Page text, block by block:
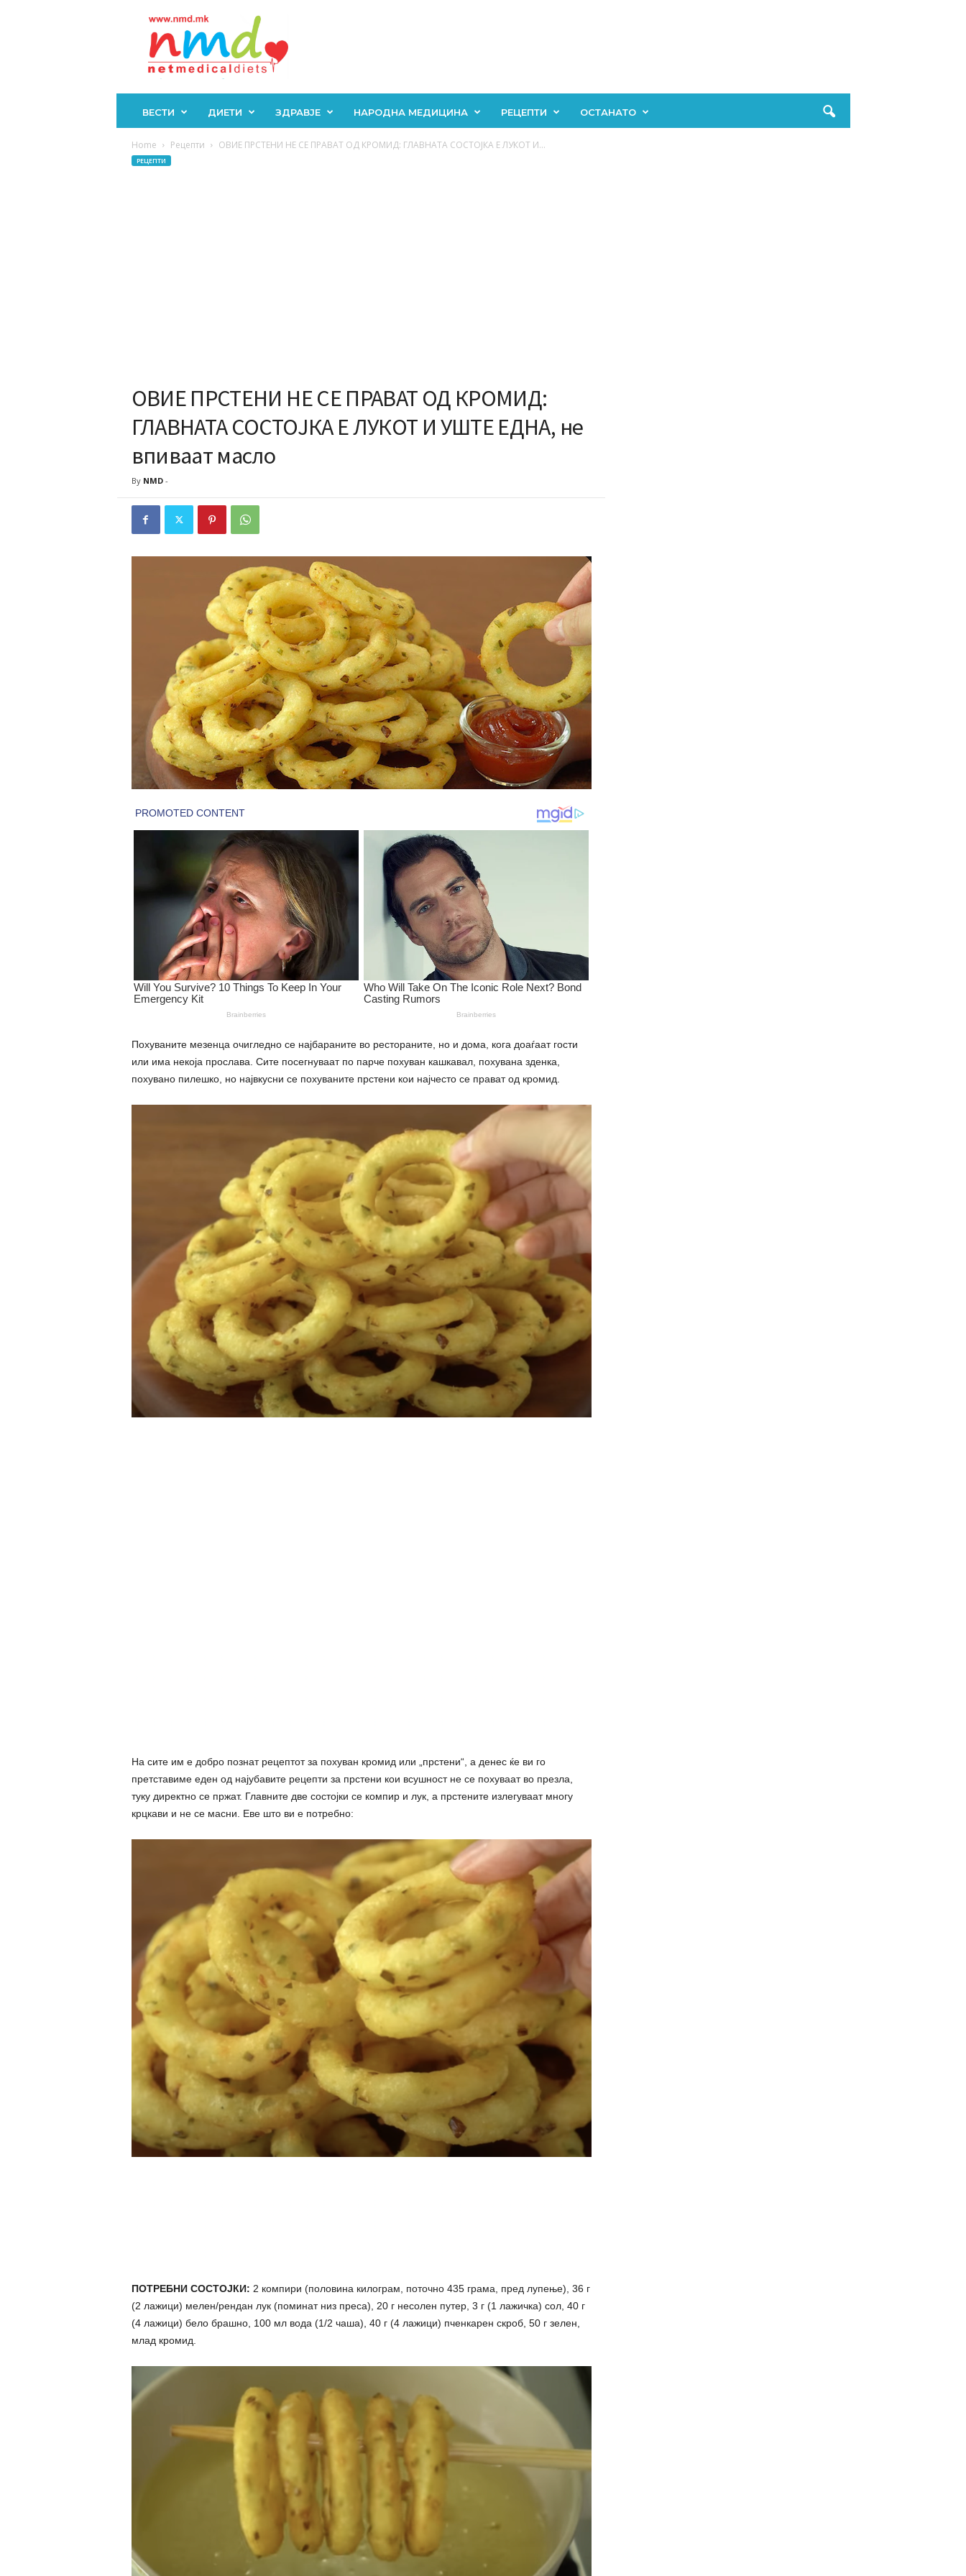
ВЕСТИ ДИЕТИ ЗДРАВЈЕ НАРОДНА МЕДИЦИНА РЕЦЕПТИ ОСТАНАТО
Home Рецепти ОВИЕ ПРСТЕНИ НЕ СЕ ПРАВАТ ОД КРОМИД: ГЛАВНАТА СОСТОЈКА Е ЛУКОТ И...
РЕЦЕПТИ
ОВИЕ ПРСТЕНИ НЕ СЕ ПРАВАТ ОД КРОМИД:
ГЛАВНАТА СОСТОЈКА Е ЛУКОТ И УШТЕ ЕДНА, не
впиваат масло
By NMD-
Похуваните мезенца очигледно се најбараните во рестораните, но и дома, кога доаѓаат гости
или има некоја прослава. Сите посегнуваат по парче похуван кашкавал, похувана зденка,
похувано пилешко, но највкусни се похуваните прстени кои најчесто се прават од кромид.
На сите им е добро познат рецептот за похуван кромид или „прстени“, а денес ќе ви го
претставиме еден од најубавите рецепти за прстени кои всушност не се похуваат во презла,
туку директно се пржат. Главните две состојки се компир и лук, а прстените излегуваат многу
крцкави и не се масни. Еве што ви е потребно:
ПОТРЕБНИ СОСТОЈКИ: 2 компири (половина килограм, поточно 435 грама, пред лупење), 36 г
(2 лажици) мелен/рендан лук (поминат низ преса), 20 г несолен путер, 3 г (1 лажичка) сол, 40 г
(4 лажици) бело брашно, 100 мл вода (1/2 чаша), 40 г (4 лажици) пченкарен скроб, 50 г зелен,
млад кромид.